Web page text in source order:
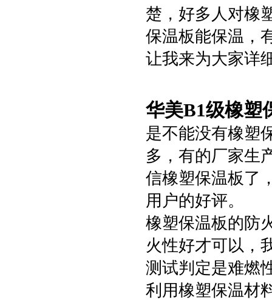
楚，好多人对橡
保温板能保温，
让我来为大家详
华美B1级橡塑
是不能没有橡塑
多，有的厂家生
信橡塑保温板了
用户的好评。
橡塑保温板的防
火性好才可以，
测试判定是难燃
利用橡塑保温材